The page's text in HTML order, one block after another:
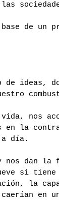
base de
de ideas,
nos
en la
día.
nos dan
si
la
en